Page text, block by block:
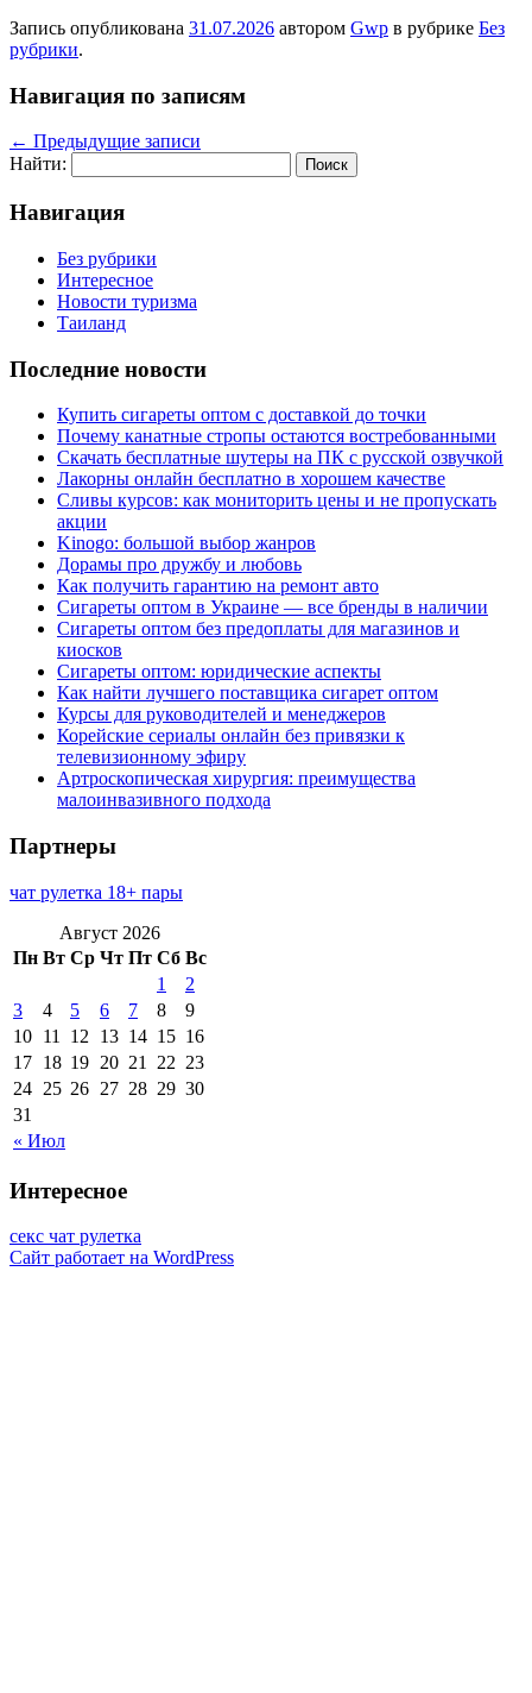
Запись опубликована 31.07.2026 автором Gwp в рубрике Без
рубрики.
Навигация по записям
← Предыдущие записи
Найти:
Навигация
Без рубрики
Интересное
Новости туризма
Таиланд
Последние новости
Купить сигареты оптом с доставкой до точки
Почему канатные стропы остаются востребованными
Скачать бесплатные шутеры на ПК с русской озвучкой
Лакорны онлайн бесплатно в хорошем качестве
Сливы курсов: как мониторить цены и не пропускать
акции
Kinogo: большой выбор жанров
Дорамы про дружбу и любовь
Как получить гарантию на ремонт авто
Сигареты оптом в Украине — все бренды в наличии
Сигареты оптом без предоплаты для магазинов и
киосков
Сигареты оптом: юридические аспекты
Как найти лучшего поставщика сигарет оптом
Курсы для руководителей и менеджеров
Корейские сериалы онлайн без привязки к
телевизионному эфиру
Артроскопическая хирургия: преимущества
малоинвазивного подхода
Партнеры
чат рулетка 18+ пары
Август 2026
Пн Вт Ср Чт Пт Сб Вс
« Июл
1
2
3
4 5 6 7 8
9
10 11 12 13 14 15 16
17 18 19 20 21 22 23
24 25 26 27 28 29 30
31
Интересное
секс чат рулетка
Сайт работает на WordPress